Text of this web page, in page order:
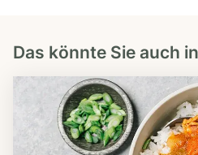
Das könnte Sie auch